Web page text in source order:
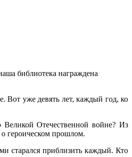
библиотека награждена
Вот уже девять лет, каждый год, ко
Отечественной войне? Из
героическом прошлом.
старался приблизить каждый. Кто